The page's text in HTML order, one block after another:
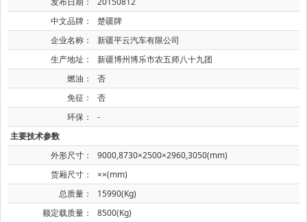
中文品牌：
楚疆牌
企业名称：
新疆平云汽车有限公司
生产地址：
新疆博州博乐市农五师八十九团
燃油：
否
免征：
否
环保：
-
主要技术参数
外形尺寸：
9000,8730×2500×2960,3050(mm)
货厢尺寸：
××(mm)
总质量：
15990(Kg)
额定载质量：
8500(Kg)